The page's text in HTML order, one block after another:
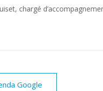
chargé
Google